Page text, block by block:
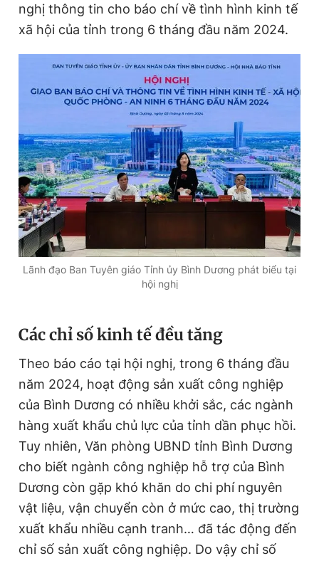
Thông tin tòa soạn Liên hệ quảng cáo
Đọc Thanh Niên trên điện thoại
Theo dõi báo trên
Hotline
0906 645 777
Liên hệ quảng cáo
0908 780 404
Tổng biên tập: Nguyễn Ngọc Toàn
Phó tổng biên tập thường trực: Hải Thành
Phó tổng biên tập: Trần Việt Hưng
Tổng thư ký tòa soạn: Đức Trung
Giấy phép xuất bản số 110/GP - BTTTT cấp ngày 24.3.2020
© 2003-2026 Bản quyền thuộc về Báo Thanh Niên. Cấm sao
chép dưới mọi hình thức nếu không có sự chấp thuận bằng văn
bản. Phát triển bởi ePi Technologies, JSC.
nghị thông tin cho báo chí về tình hình kinh tế
xã hội của tỉnh trong 6 tháng đầu năm 2024.
Lãnh đạo Ban Tuyên giáo Tỉnh ủy Bình Dương phát biểu tại
hội nghị
Các chỉ số kinh tế đều tăng
Theo báo cáo tại hội nghị, trong 6 tháng đầu
năm 2024, hoạt động sản xuất công nghiệp
của Bình Dương có nhiều khởi sắc, các ngành
hàng xuất khẩu chủ lực của tỉnh dần phục hồi.
Tuy nhiên, Văn phòng UBND tỉnh Bình Dương
cho biết ngành công nghiệp hỗ trợ của Bình
Dương còn gặp khó khăn do chi phí nguyên
vật liệu, vận chuyển còn ở mức cao, thị trường
xuất khẩu nhiều cạnh tranh… đã tác động đến
chỉ số sản xuất công nghiệp. Do vậy chỉ số